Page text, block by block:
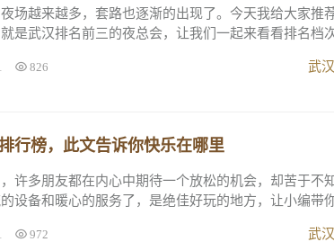
场越来越多，套路也逐渐的出现了。今天我给大家推
是武汉排名前三的夜总会，让我们一起来看看排名档
缤纷国际夜总会店内服...
826 武
行榜，此文告诉你快乐在哪里
许多朋友都在内心中期待一个放松的机会，却苦于不
设备和暖心的服务了，是绝佳好玩的地方，让小编带
荐理由是怎么样的吧。...
972 武